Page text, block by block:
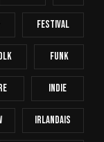
FESTIVAL
Funk
INDIE
Irlandais